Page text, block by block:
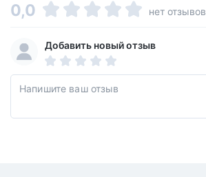
0,0 нет отзывов
Добавить новый отзыв